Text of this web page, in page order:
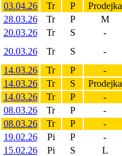
03.04.26
Tr P Prodejka
28.03.26
Tr P M
20.03.26
Tr S -
20.03.26
Tr S -
14.03.26
Tr P -
14.03.26
Tr S Prodejka
14.03.26
Tr P -
08.03.26
Tr P -
08.03.26
Tr P -
19.02.26
Pi P -
15.02.26
Pi S L